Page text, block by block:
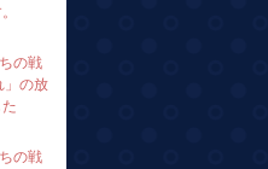
の戦
」の放
の戦